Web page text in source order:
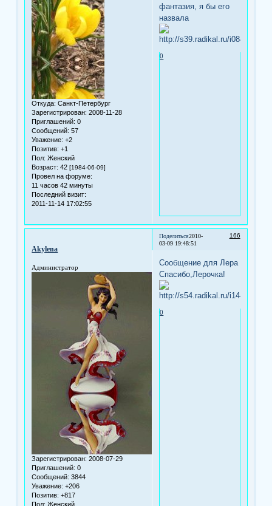
Откуда: Санкт-Петербург
Зарегистрирован: 2008-11-28
Приглашений: 0
Сообщений: 57
Уважение: +2
Позитив: +1
Пол: Женский
Возраст: 42[1984-06-09]
Провел на форуме:
11 часов 42 минуты
Последний визит:
2011-11-14 17:02:55
фантазия, я бы его
назвала
0
Поделиться 166
2010-
03-09 19:48:51
Akylena
Администратор
Зарегистрирован: 2008-07-29
Приглашений: 0
Сообщений: 3844
Уважение: +206
Позитив: +817
Пол: Женский
Сообщение для Лера
Спасибо,Лерочка!
0